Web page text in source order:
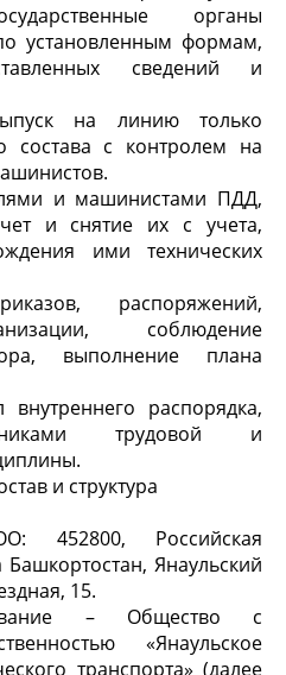
органы
установленным формам,
сведений и
на линию только
состава с контролем на
и машинистами ПДД,
и снятие их с учета,
ими технических
распоряжений,
соблюдение
выполнение плана
распорядка,
трудовой и
и структура
452800, Российская
Янаульский
15.
– Общество с
«Янаульское
транспорта» (далее